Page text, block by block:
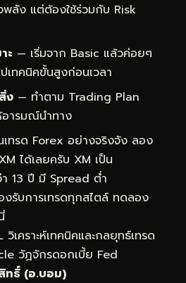
พลัง แต่ต้องใช้ร่วมกับ Risk
ะ — เริ่มจาก Basic แล้วค่อยๆ
เทคนิคขั้นสูงก่อนเวลา
ง — ทำตาม Trading Plan
อารมณ์นำทาง
ทรด Forex อย่างจริงจัง ลอง
ได้เลยครับ XM เป็น
า 13 ปี มี Spread ต่ำ
งรับการเทรดทุกสไตล์ ทดลอง
วิเคราะห์เทคนิคและกลยุทธ์เทรด
วัฏจักรดอกเบี้ย Fed
ทธิ์ (อ.บอม)